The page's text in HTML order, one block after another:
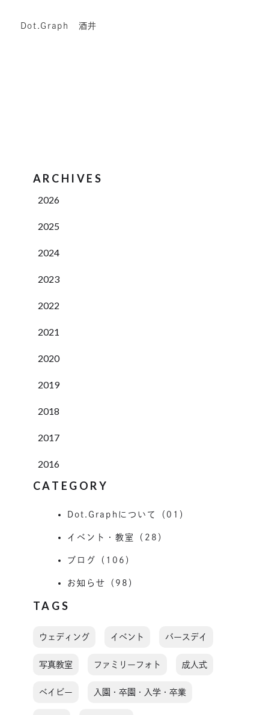
Dot.Graph 酒井
ARCHIVES
2026
2025
2024
2023
2022
2021
2020
2019
2018
2017
2016
CATEGORY
Dot.Graphについて（01）
イベント・教室（28）
ブログ（106）
お知らせ（98）
TAGS
ウェディング イベント バースデイ
写真教室 ファミリーフォト 成人式
ベイビー 入園・卒園・入学・卒業